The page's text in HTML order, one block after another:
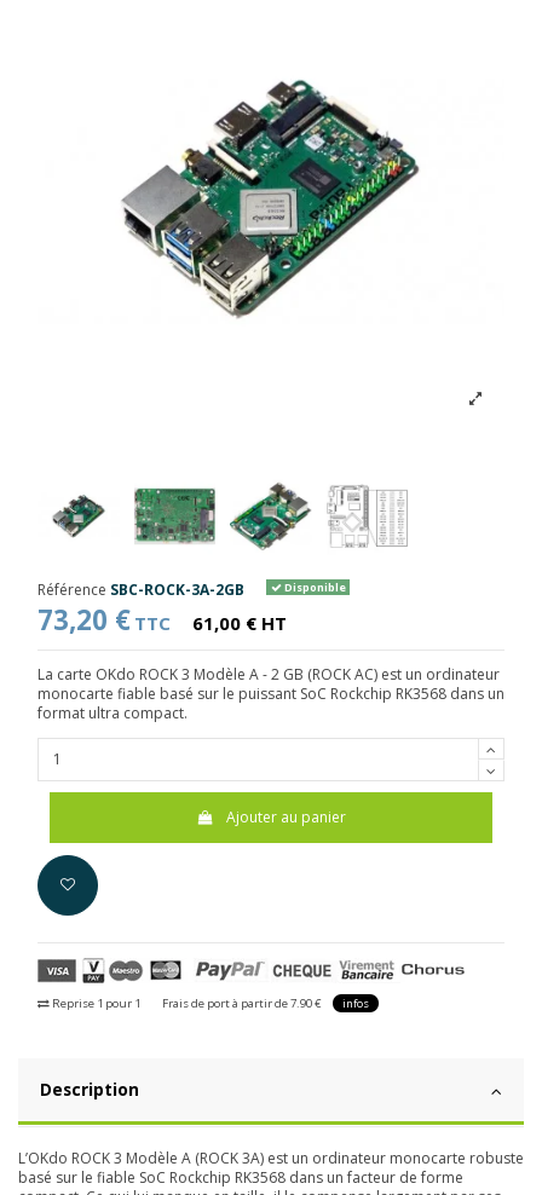
Référence SBC-ROCK-3A-2GB Disponible
73,20 € TTC 61,00 € HT
La carte OKdo ROCK 3 Modèle A - 2 GB (ROCK AC) est un ordinateur
monocarte fiable basé sur le puissant SoC Rockchip RK3568 dans un
format ultra compact.
Ajouter au panier
Reprise 1 pour 1 Frais de port à partir de 7.90 € infos
Description
L’OKdo ROCK 3 Modèle A (ROCK 3A) est un ordinateur monocarte robuste
basé sur le fiable SoC Rockchip RK3568 dans un facteur de forme